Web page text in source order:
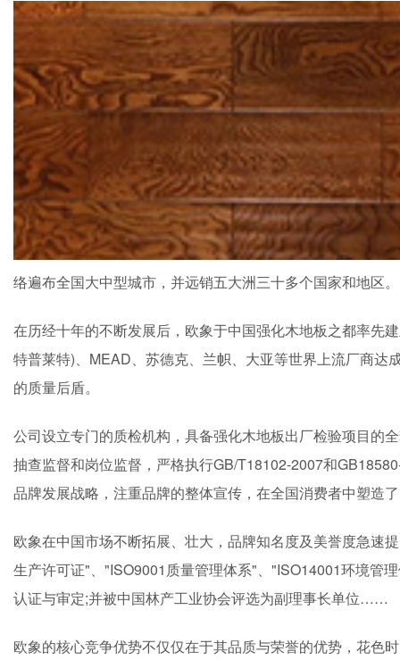
络遍布全国大中型城市，并远销五大洲三十多个国家和地区。
在历经十年的不断发展后，欧象于中国强化木地板之都率先
特普莱特)、MEAD、苏德克、兰帜、大亚等世界上流厂商
的质量后盾。
公司设立专门的质检机构，具备强化木地板出厂检验项目的
抽查监督和岗位监督，严格执行GB/T18102-2007和
品牌发展战略，注重品牌的整体宣传，在全国消费者中塑造
欧象在中国市场不断拓展、壮大，品牌知名度及美誉度急速
生产许可证"、"ISO9001质量管理体系"、"ISO14001环境管
认证与审定;并被中国林产工业协会评选为副理事长单位……
欧象的核心竞争优势不仅仅在于其品质与荣誉的优势，花色